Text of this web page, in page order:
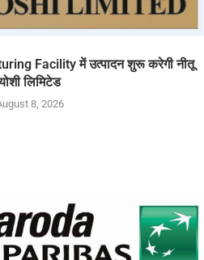
Facility में उत्पादन शुरू करेगी नीतू
लिमिटेड
8, 2026